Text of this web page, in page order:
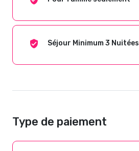
Séjour Minimum 3 Nuitées
Type de paiement